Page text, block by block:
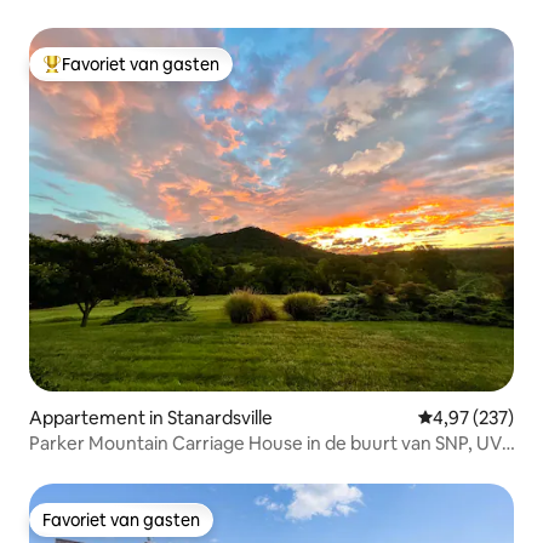
Topfavoriet van gasten
Favoriet van gasten
Appartement in Stanardsville Gemiddelde
4,97 (237)
Parker Mountain Carriage House in de buurt van SNP, UVA
Favoriet van gasten
Favoriet van gasten